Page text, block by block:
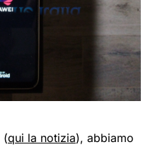
(qui la notizia), abbiamo